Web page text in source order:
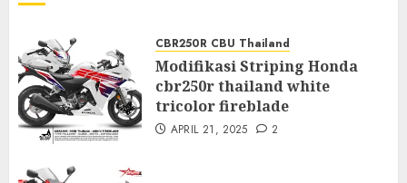
CBR250R CBU Thailand
Modifikasi Striping Honda
cbr250r thailand white
tricolor fireblade
APRIL 21, 2025 2